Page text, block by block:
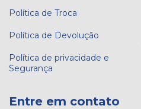
Política de Troca
Política de Devolução
Política de privacidade e
Segurança
Entre em contato